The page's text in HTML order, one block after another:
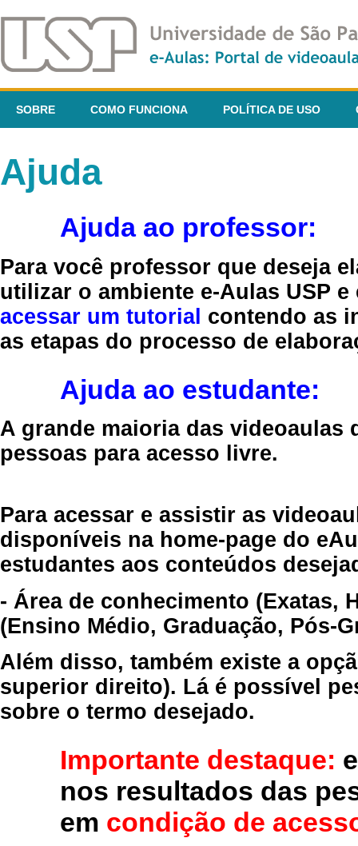
SOBRE COMO FUNCIONA POLÍTICA DE USO
Ajuda
Ajuda ao professor:
Para você professor que deseja
utilizar o ambiente e-Aulas USP
acessar um tutorial contendo as
as etapas do processo de
Ajuda ao estudante:
A grande maioria das videoaulas
pessoas para acesso livre.
Para acessar e assistir as
disponíveis na home-page do
estudantes aos conteúdos
- Área de conhecimento (Exatas,
(Ensino Médio, Graduação, Pós-
Além disso, também existe a
superior direito). Lá é possível
sobre o termo desejado.
Importante destaque:
nos resultados das
em condição de